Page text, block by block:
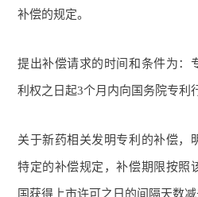
补偿的规定。
提出补偿请求的时间和条件为：
利权之日起3个月内向国务院专利
关于新药相关发明专利的补偿，
特定的补偿规定，补偿期限按照
国获得上市许可之日的间隔天数减